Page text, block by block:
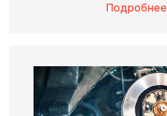
Подробнее